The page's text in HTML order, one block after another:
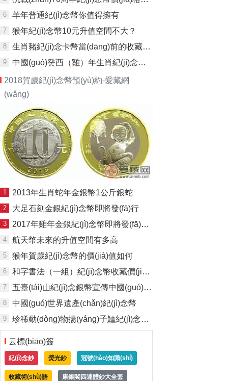
6 羊年普通紀(jì)念幣你值得擁有
7 猴年紀(jì)念幣10元升值空間不大？
8 生肖豬紀(jì)念卡幣當(dāng)前的收藏價(jià)格
9 中國(guó)癸酉（雞）年生肖紀(jì)念金幣：5盎司金雞
2018賀歲紀(jì)念幣預(yù)約-愛藏網
(wǎng)
1 2013年生肖蛇年金銀幣1公斤銀蛇
2 大足石刻金銀紀(jì)念幣即將發(fā)行
3 2017年雞年金銀紀(jì)念幣即將發(fā)行值得關(guān)注
4 航天幣未來的升值空間有多高
5 猴年賀歲紀(jì)念幣的價(jià)值如何
6 和字書法（一組）紀(jì)念幣收藏價(jià)值
7 五臺(tái)山紀(jì)念銀幣宣傳中國(guó)佛教圣地
8 中國(guó)世界遺產(chǎn)紀(jì)念幣
9 珍稀動(dòng)物揚(yáng)子鱷紀(jì)念幣簡(jiǎn)介
云標(biāo)簽
紀(jì)念鈔 熒光鈔 冠號(hào)知識(shí)
收藏術(shù)語 康銀閣四連體鈔大全套